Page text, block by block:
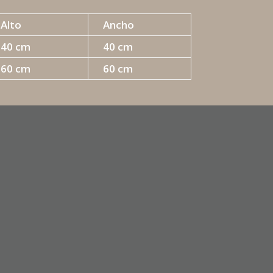
Alto
Ancho
40 cm
40 cm
60 cm 60 cm